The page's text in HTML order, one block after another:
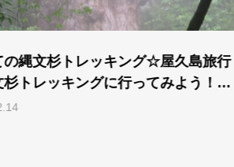
海旅行で食べ歩き！